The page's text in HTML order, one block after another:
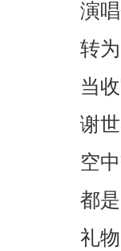
演
转
当
谢
空
都
礼物